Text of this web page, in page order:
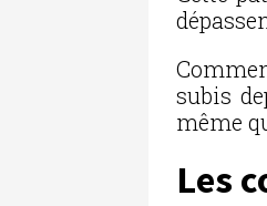
subis
même
Les